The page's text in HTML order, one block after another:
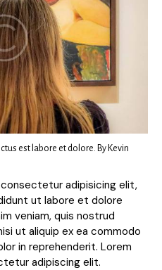
est labore et dolore. By Kevin
adipisicing elit,
ut labore et dolore
veniam, quis nostrud
ut aliquip ex ea commodo
in reprehenderit. Lorem
adipiscing elit.